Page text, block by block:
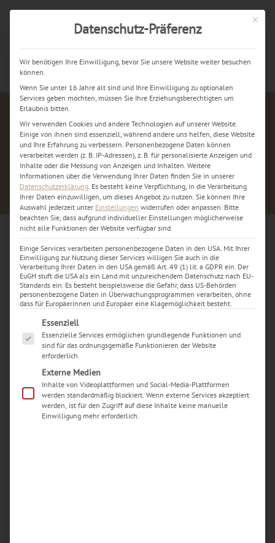
Jetzt kostenlos anrufen
smartphone-repair-2-we-5
Mit
Datenschutz-Präferenz
Wir benötigen Ihre Einwilligung, bevor Sie unsere Website weiter besuchen
können.
Wenn Sie unter 16 Jahre alt sind und Ihre Einwilligung zu optionalen
Services geben möchten, müssen Sie Ihre Erziehungsberechtigten um
Erlaubnis bitten.
Wir verwenden Cookies und andere Technologien auf unserer Website.
Einige von ihnen sind essenziell, während andere uns helfen, diese Website
und Ihre Erfahrung zu verbessern. Personenbezogene Daten können
verarbeitet werden (z. B. IP-Adressen), z. B. für personalisierte Anzeigen und
Inhalte oder die Messung von Anzeigen und Inhalten. Weitere
Informationen über die Verwendung Ihrer Daten finden Sie in unserer
Datenschutzerklärung. Es besteht keine Verpflichtung, in die Verarbeitung
Ihrer Daten einzuwilligen, um dieses Angebot zu nutzen. Sie können Ihre
Auswahl jederzeit unter Einstellungen widerrufen oder anpassen. Bitte
beachten Sie, dass aufgrund individueller Einstellungen möglicherweise
nicht alle Funktionen der Website verfügbar sind.
Einige Services verarbeiten personenbezogene Daten in den USA. Mit Ihrer
Einwilligung zur Nutzung dieser Services willigen Sie auch in die
Verarbeitung Ihrer Daten in den USA gemäß Art. 49 (1) lit. a GDPR ein. Der
EuGH stuft die USA als ein Land mit unzureichendem Datenschutz nach EU-
Standards ein. Es besteht beispielsweise die Gefahr, dass US-Behörden
personenbezogene Daten in Überwachungsprogrammen verarbeiten, ohne
dass für Europäerinnen und Europäer eine Klagemöglichkeit besteht.
Es folgt eine Liste der Service-Gruppen, für die eine
Essenziell
Essenzielle Services ermöglichen grundlegende Funktionen und
sind für das ordnungsgemäße Funktionieren der Website
erforderlich.
Externe Medien
Inhalte von Videoplattformen und Social-Media-Plattformen
werden standardmäßig blockiert. Wenn externe Services akzeptiert
werden, ist für den Zugriff auf diese Inhalte keine manuelle
Einwilligung mehr erforderlich.